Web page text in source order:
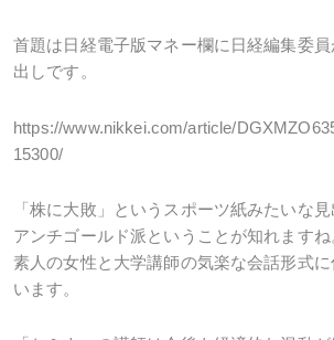
首題は日経電子版マネー欄に日経編集委
出しです。
https://www.nikkei.com/article/
15300/
「株に大敗」というスポーツ紙みたいな見
アンチゴールド派ということが知れますね
素人の女性と大学講師の気楽な会話形式
います。